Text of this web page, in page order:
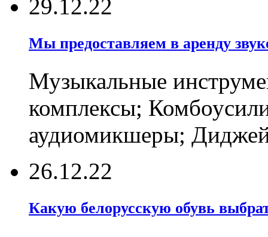
29.12.22
Мы предоставляем в аренду
Музыкальные
комплексы;
аудиомикшеры;
26.12.22
Какую белорусскую обувь